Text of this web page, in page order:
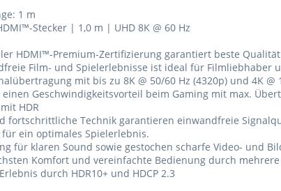
1 m
Stecker | 1,0 m | UHD 8K @ 60 Hz
HDMI™-Premium-Zertifizierung garantiert beste
Film- und Spielerlebnisse ist ideal für Filmliebhaber
mit bis zu 8K @ 50/60 Hz (4320p) und 4K @
Geschwindigkeitsvorteil beim Gaming mit max.
HDR
fortschrittliche Technik garantieren einwandfreie
ein optimales Spielerlebnis.
für klaren Sound sowie gestochen scharfe Video- und
Komfort und vereinfachte Bedienung durch mehrere
durch HDR10+ und HDCP 2.3